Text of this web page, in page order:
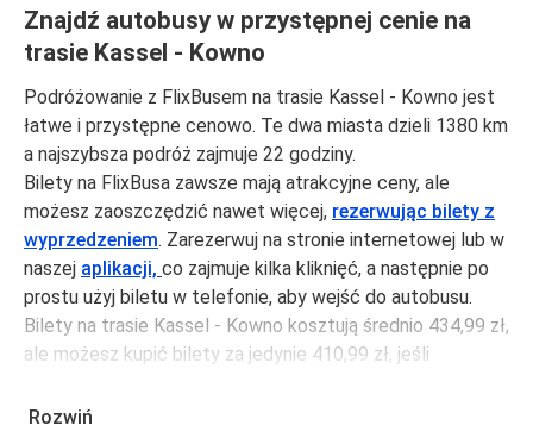
Znajdź autobusy w przystępnej cenie na
trasie Kassel - Kowno
Podróżowanie z FlixBusem na trasie Kassel - Kowno jest
łatwe i przystępne cenowo. Te dwa miasta dzieli 1380 km
a najszybsza podróż zajmuje 22 godziny.
Bilety na FlixBusa zawsze mają atrakcyjne ceny, ale
możesz zaoszczędzić nawet więcej, rezerwując bilety z
wyprzedzeniem. Zarezerwuj na stronie internetowej lub w
naszej aplikacji, co zajmuje kilka kliknięć, a następnie po
prostu użyj biletu w telefonie, aby wejść do autobusu.
Bilety na trasie Kassel - Kowno kosztują średnio 434,99 zł,
ale możesz kupić bilety za jedynie 410,99 zł, jeśli
unikając weekendów i świąt. Aby podróżować szybko,
Rozwiń